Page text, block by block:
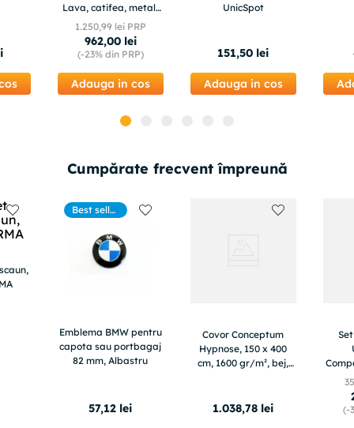
Lava, catifea, metal,
bej deschis si natur,
45x55x86 cm
1.250,99 lei PRP
962,00 lei
(-23%din PRP)
Adauga in cos
UnicSpot
151,50 lei
Adauga in cos
Cumpărate frecvent împreună
Best seller
Emblema BMW pentru
capota sau portbagaj
82 mm, Albastru
57,12 lei
Covor Conceptum
Hypnose, 150 x 400
cm, 1600 gr/m², bej,
1.038,78 lei
Nou
(-